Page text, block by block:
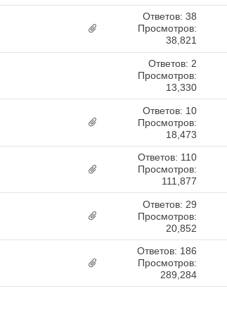
Ответов: 38
Просмотров:
38,821
Ответов: 2
Просмотров:
13,330
Ответов: 10
Просмотров:
18,473
Ответов: 110
Просмотров:
111,877
Ответов: 29
Просмотров:
20,852
Ответов: 186
Просмотров:
289,284